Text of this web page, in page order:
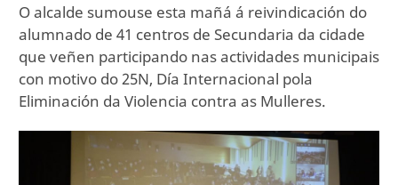
O alcalde sumouse esta mañá á reivindicación do
alumnado de 41 centros de Secundaria da cidade
que veñen participando nas actividades municipais
con motivo do 25N, Día Internacional pola
Eliminación da Violencia contra as Mulleres.